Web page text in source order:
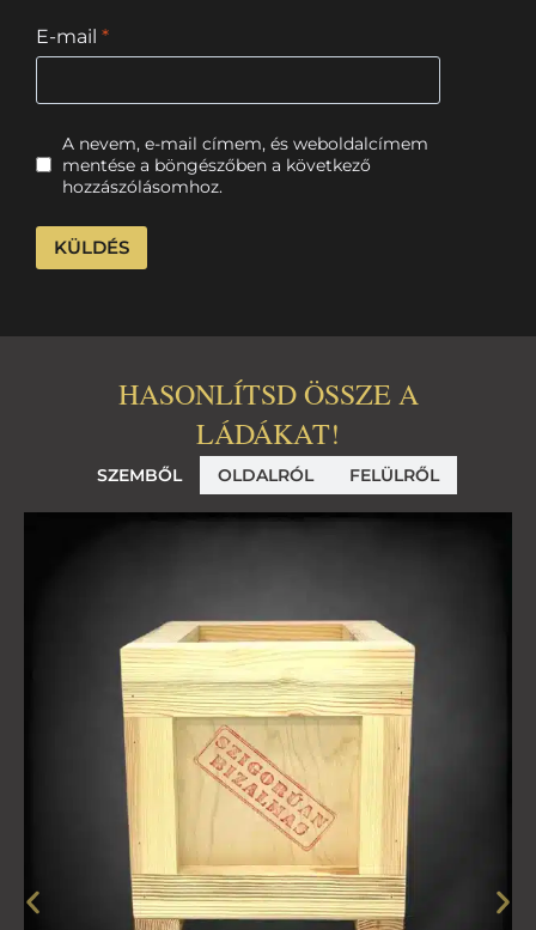
E-mail *
A nevem, e-mail címem, és weboldalcímem
mentése a böngészőben a következő
hozzászólásomhoz.
HASONLÍTSD ÖSSZE A
LÁDÁKAT!
SZEMBŐL OLDALRÓL FELÜLRŐL